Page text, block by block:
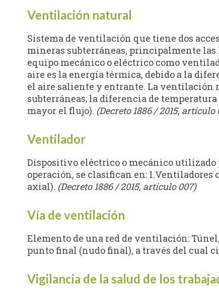
Ventilación natural
Sistema de ventilación que tiene dos
mineras subterráneas, principalmente
equipo mecánico o eléctrico como
aire es la energía térmica, debido a la
el aire saliente y entrante. La ventilación
subterráneas; la diferencia de
mayor el flujo). (Decreto 1886 / 2015, artículo
Ventilador
Dispositivo eléctrico o mecánico utilizado
operación, se clasifican en:
axial). (Decreto 1886 / 2015, artículo 007)
Vía de ventilación
Elemento de una red de ventilación:
punto final (nudo final), a través del cual
Vigilancia de la salud de los